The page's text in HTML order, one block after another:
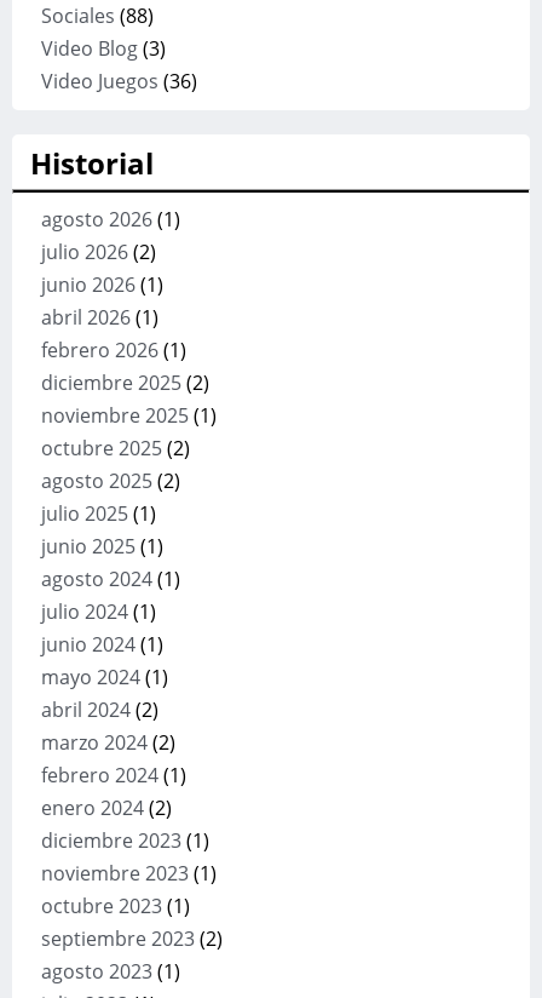
Sociales (88)
Video Blog(3)
Video Juegos (36)
Historial
agosto 2026(1)
julio 2026(2)
junio 2026(1)
abril 2026(1)
febrero 2026(1)
diciembre 2025(2)
noviembre 2025(1)
octubre 2025(2)
agosto 2025(2)
julio 2025(1)
junio 2025(1)
agosto 2024(1)
julio 2024(1)
junio 2024(1)
mayo 2024(1)
abril 2024(2)
marzo 2024(2)
febrero 2024(1)
enero 2024(2)
diciembre 2023(1)
noviembre 2023(1)
octubre 2023(1)
septiembre 2023(2)
agosto 2023(1)